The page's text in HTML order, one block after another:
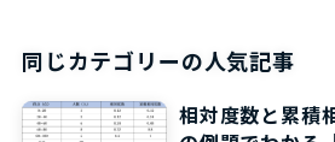
同じカテゴリーの人気記事
相対度数と累積